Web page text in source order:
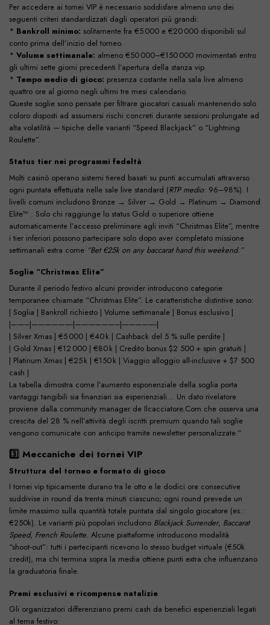
Per accedere ai tornei VIP è necessario soddisfare almeno uno dei
seguenti criteri standardizzati dagli operatori più grandi:
* Bankroll minimo: solitamente fra €5 000 e €20 000 disponibili sul
conto prima dell’inizio del torneo.
* Volume settimanale: almeno €50 000–€150 000 movimentati entro
gli ultimi sette giorni precedenti l’apertura della stanza vip.
* Tempo medio di gioco: presenza costante nella sala live almeno
quattro ore al giorno negli ultimi tre mesi calendario.
Queste soglie sono pensate per filtrare giocatori casuali mantenendo solo
coloro disposti ad assumersi rischi concreti durante sessioni prolungate ad
alta volatilità — tipiche delle varianti “Speed Blackjack” o “Lightning
Roulette”.
Status tier nei programmi fedeltà
Molti casinò operano sistemi tiered basati su punti accumulati attraverso
ogni puntata effettuata nelle sale live standard (RTP medio: 96–98%). I
livelli comuni includono Bronze → Silver → Gold → Platinum → Diamond
Elite™ . Solo chi raggiunge lo status Gold o superiore ottiene
automaticamente l’accesso preliminare agli inviti “Christmas Elite”, mentre
i tier inferiori possono partecipare solo dopo aver completato missione
settimanali extra come “Bet €25k on any baccarat hand this weekend.”
Soglie “Christmas Elite”
Durante il periodo festivo alcuni provider introducono categorie
temporanee chiamate “Christmas Elite”. Le caratteristiche distintive sono:
| Soglia | Bankroll richiesto | Volume settimanale | Bonus esclusivo |
|——–|——————-|——————–|—————-|
| Silver Xmas | €5 000 | €40 k | Cashback del 5 % sulle perdite |
| Gold Xmas | €12 000 | €80 k | Credito bonus $2 500 + spin gratuiti |
| Platinum Xmas | €25 k | €150 k | Viaggio alloggio all-inclusive + $7 500
cash |
La tabella dimostra come l’aumento esponenziale della soglia porta
vantaggi tangibili sia finanziari sia esperienziali… Un dato rivelatore
proviene dalla community manager de Ilcacciatore.Com che osserva una
crescita del 28 % nell’attività degli iscritti premium quando tali soglie
vengono comunicate con anticipo tramite newsletter personalizzate.“
3️⃣ Meccaniche dei tornei VIP
Struttura del torneo e formato di gioco
I tornei vip tipicamente durano tra le otto e le dodici ore consecutive
suddivise in round da trenta minuti ciascuno; ogni round prevede un
limite massimo sulla quantità totale puntata dal singolo giocatore (es.:
€250k). Le varianti più popolari includono Blackjack Surrender, Baccarat
Speed, French Roulette. Alcune piattaforme introducono modalità
“shoot‑out”: tutti i partecipanti ricevono lo stesso budget virtuale (€50k
credit), ma chi termina sopra la media ottiene punti extra che influenzano
la graduatoria finale.​
Premi esclusivi e ricompense natalizie
Gli organizzatori differenziano premi cash da benefici esperienziali legati
al tema festivo: